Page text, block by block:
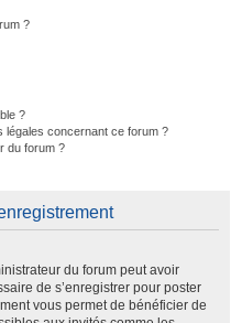
?
?
légales concernant ce forum ?
du forum ?
du forum peut avoir
de s’enregistrer pour poster
vous permet de bénéficier de